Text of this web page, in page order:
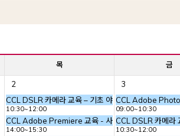
목 금
2
CCL DSLR 카메라 교육 – 기초 야외 촬영 (사진의 기본
10:30~12:00
CCL Adobe Premiere 교육 - 사진 스틸 작업
14:00~15:30
3
CCL Adobe
09:00~10:30
CCL DSLR 카메라
10:30~12:00